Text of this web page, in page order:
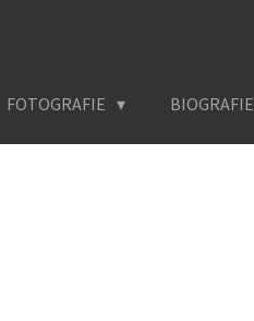
FOTOGRAFIE BIOGRAFIE